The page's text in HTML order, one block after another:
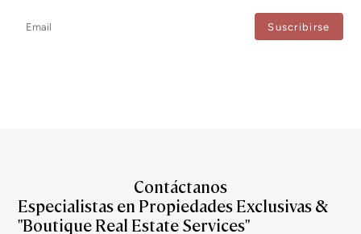
Contáctanos
Especialistas en Propiedades Exclusivas &
"Boutique Real Estate Services"